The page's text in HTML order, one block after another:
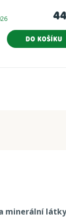
DO KOŠÍKU
minerální